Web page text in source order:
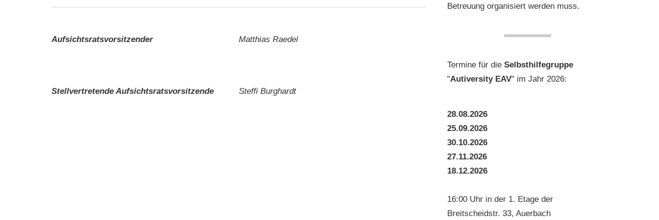
Aufsichtsratsvorsitzender Matthias Raedel
Stellvertretende Aufsichtsratsvorsitzende Steffi Burghardt
Betreuung organisiert werden muss.
Termine für die Selbsthilfegruppe
"Autiversity EAV" im Jahr 2026:
28.08.2026
25.09.2026
30.10.2026
27.11.2026
18.12.2026
16:00 Uhr in der 1. Etage der
Breitscheidstr. 33, Auerbach